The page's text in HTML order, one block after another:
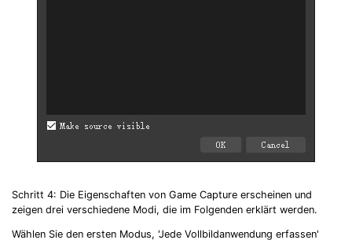
Schritt 4: Die Eigenschaften von Game Capture erscheinen und
zeigen drei verschiedene Modi, die im Folgenden erklärt werden.
Wählen Sie den ersten Modus, 'Jede Vollbildanwendung erfassen'